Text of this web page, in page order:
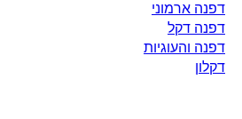
דפנה ארמוני
דפנה דקל
דפנה והעוגיות
דקלון